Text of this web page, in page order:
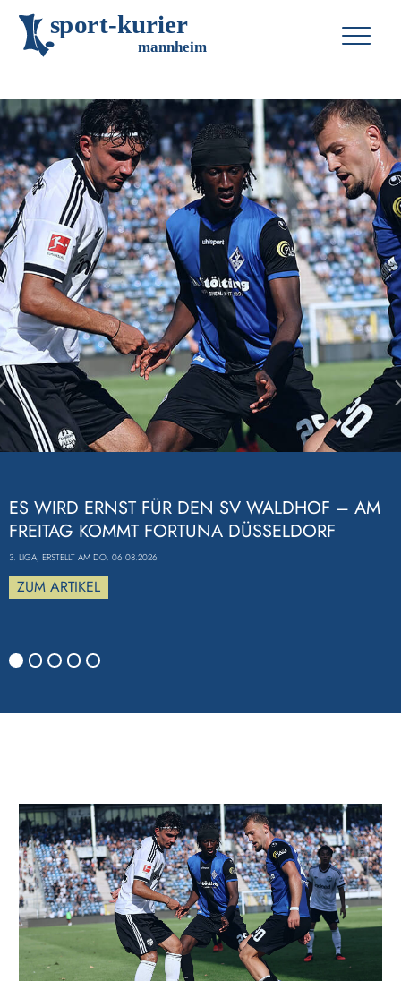
sport-kurier
mannheim
ES WIRD ERNST FÜR DEN SV WALDHOF – AM
FREITAG KOMMT FORTUNA DÜSSELDORF
3. LIGA, ERSTELLT AM DO. 06.08.2026
ZUM ARTIKEL